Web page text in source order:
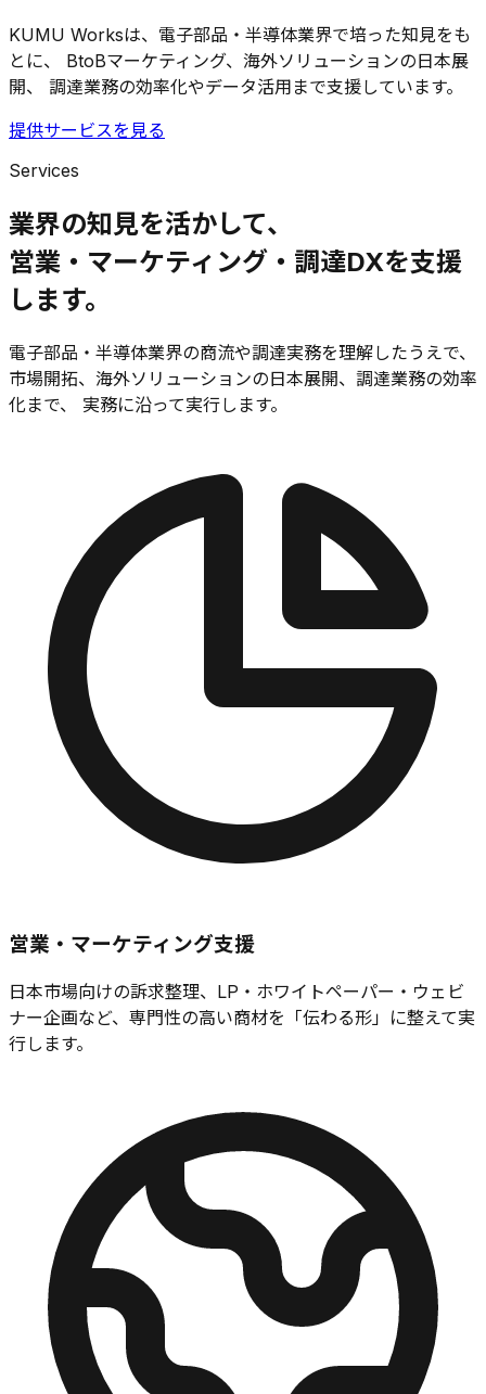
KUMU Worksは、電子部品・半導体業界で培った知見をも
とに、 BtoBマーケティング、海外ソリューションの日本展
開、 調達業務の効率化やデータ活用まで支援しています。
提供サービスを見る
Services
業界の知見を活かして、
営業・マーケティング・調達DXを支援
します。
電子部品・半導体業界の商流や調達実務を理解したうえで、
市場開拓、海外ソリューションの日本展開、調達業務の効率
化まで、 実務に沿って実行します。
営業・マーケティング支援
日本市場向けの訴求整理、LP・ホワイトペーパー・ウェビ
ナー企画など、専門性の高い商材を「伝わる形」に整えて実
行します。